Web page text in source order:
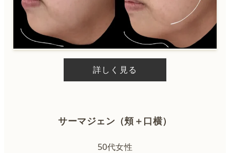
詳しく見る
サーマジェン（頬＋口横）
50代女性